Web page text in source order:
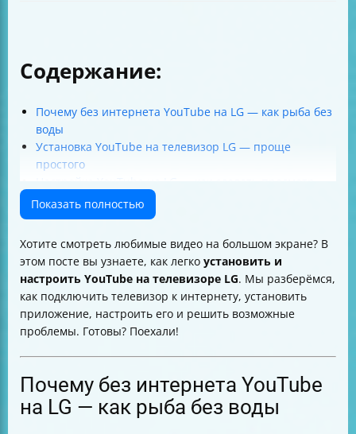
Содержание:
Почему без интернета YouTube на LG — как рыба без
воды
Установка YouTube на телевизор LG — проще
простого
комфортным
Трансляция видео с телефона на телевизор LG —
Что делать, если YouTube пропал или не работает
Как проверить и освободить место на телевизоре LG
Обновление прошивки и приложения YouTube
Очистка кэша и сброс настроек — спасение при
проблемах
Как убрать рекламу из YouTube на телевизоре LG
Итоговая таблица советов по настройке YouTube на
Показать полностью
Хотите смотреть любимые видео на большом экране? В
этом посте вы узнаете, как легко установить и
настроить YouTube на телевизоре LG. Мы разберёмся,
как подключить телевизор к интернету, установить
приложение, настроить его и решить возможные
проблемы. Готовы? Поехали!
Почему без интернета YouTube
на LG — как рыба без воды